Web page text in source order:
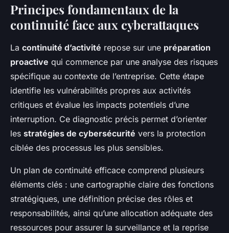
Principes fondamentaux de la
continuité face aux cyberattaques
La continuité d’activité repose sur une préparation
proactive qui commence par une analyse des risques
spécifique au contexte de l’entreprise. Cette étape
identifie les vulnérabilités propres aux activités
critiques et évalue les impacts potentiels d’une
interruption. Ce diagnostic précis permet d’orienter
les stratégies de cybersécurité vers la protection
ciblée des processus les plus sensibles.
Un plan de continuité efficace comprend plusieurs
éléments clés : une cartographie claire des fonctions
stratégiques, une définition précise des rôles et
responsabilités, ainsi qu’une allocation adéquate des
ressources pour assurer la surveillance et la reprise